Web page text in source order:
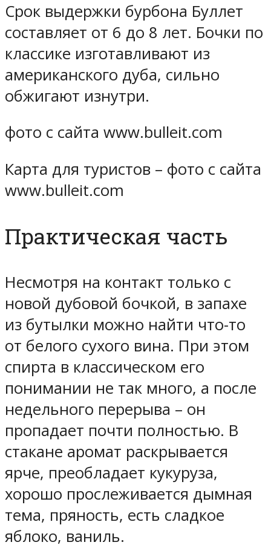
Срок выдержки бурбона Буллет
составляет от 6 до 8 лет. Бочки по
классике изготавливают из
американского дуба, сильно
обжигают изнутри.
фото с сайта www.bulleit.com
Карта для туристов – фото с сайта
www.bulleit.com
Практическая часть
Несмотря на контакт только с
новой дубовой бочкой, в запахе
из бутылки можно найти что-то
от белого сухого вина. При этом
спирта в классическом его
понимании не так много, а после
недельного перерыва – он
пропадает почти полностью. В
стакане аромат раскрывается
ярче, преобладает кукуруза,
хорошо прослеживается дымная
тема, пряность, есть сладкое
яблоко, ваниль.